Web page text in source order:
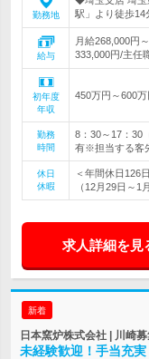
勤務地
駅」より徒歩14
給与
月給268,000円
333,000円/主任
初年度
年収
450万円～600万
勤務
時間
8：30～17：30
有※担当する客
休日
休暇
＜年間休日126
（12月29日～1
求人詳細を見
新着
日本窯炉株式会社 | 川崎
未経験歓迎！手当充実